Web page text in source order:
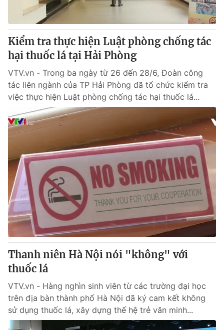
Kiểm tra thực hiện Luật phòng chống tác
hại thuốc lá tại Hải Phòng
VTV.vn - Trong ba ngày từ 26 đến 28/6, Đoàn công
tác liên ngành của TP Hải Phòng đã tổ chức kiểm tra
việc thực hiện Luật phòng chống tác hại thuốc lá...
Thanh niên Hà Nội nói "không" với
thuốc lá
VTV.vn - Hàng nghìn sinh viên từ các trường đại học
trên địa bàn thành phố Hà Nội đã ký cam kết không
sử dụng thuốc lá, xây dựng thế hệ trẻ văn minh...